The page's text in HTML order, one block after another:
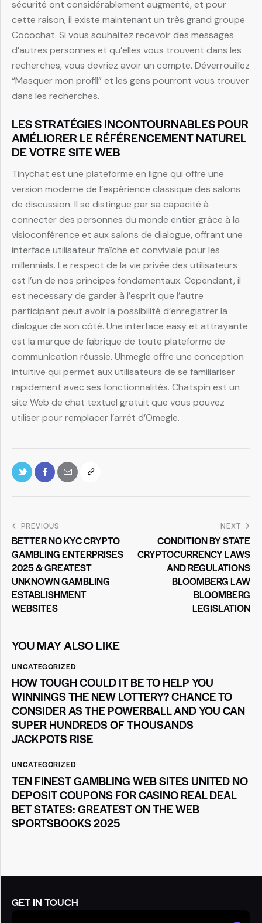
sécurité ont considérablement augmenté, et pour
cette raison, il existe maintenant un très grand groupe
Cocochat. Si vous souhaitez recevoir des messages
d’autres personnes et qu’elles vous trouvent dans les
recherches, vous devriez avoir un compte. Déverrouillez
“Masquer mon profil” et les gens pourront vous trouver
dans les recherches.
LES STRATÉGIES INCONTOURNABLES POUR
AMÉLIORER LE RÉFÉRENCEMENT NATUREL
DE VOTRE SITE WEB
Tinychat est une plateforme en ligne qui offre une
version moderne de l’expérience classique des salons
de discussion. Il se distingue par sa capacité à
connecter des personnes du monde entier grâce à la
visioconférence et aux salons de dialogue, offrant une
interface utilisateur fraîche et conviviale pour les
millennials. Le respect de la vie privée des utilisateurs
est l’un de nos principes fondamentaux. Cependant, il
est necessary de garder à l’esprit que l’autre
participant peut avoir la possibilité d’enregistrer la
dialogue de son côté. Une interface easy et attrayante
est la marque de fabrique de toute plateforme de
communication réussie. Uhmegle offre une conception
intuitive qui permet aux utilisateurs de se familiariser
rapidement avec ses fonctionnalités. Chatspin est un
site Web de chat textuel gratuit que vous pouvez
utiliser pour remplacer l’arrêt d’Omegle.
PREVIOUS
BETTER NO KYC CRYPTO
GAMBLING ENTERPRISES
2025 & GREATEST
UNKNOWN GAMBLING
ESTABLISHMENT
WEBSITES
NEXT
CONDITION BY STATE
CRYPTOCURRENCY LAWS
AND REGULATIONS
BLOOMBERG LAW
BLOOMBERG
LEGISLATION
YOU MAY ALSO LIKE
UNCATEGORIZED
HOW TOUGH COULD IT BE TO HELP YOU
WINNINGS THE NEW LOTTERY? CHANCE TO
CONSIDER AS THE POWERBALL AND YOU CAN
SUPER HUNDREDS OF THOUSANDS
JACKPOTS RISE
UNCATEGORIZED
TEN FINEST GAMBLING WEB SITES UNITED NO
DEPOSIT COUPONS FOR CASINO REAL DEAL
BET STATES: GREATEST ON THE WEB
SPORTSBOOKS 2025
GET IN TOUCH